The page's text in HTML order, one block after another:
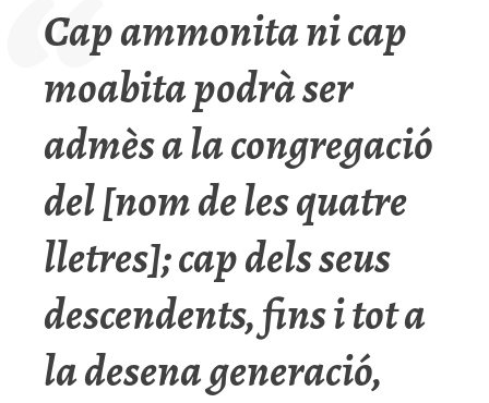
Cap ammonita ni cap
moabita podrà ser
admès a la congregació
del [nom de les quatre
lletres]; cap dels seus
descendents, fins i tot a
la desena generació,